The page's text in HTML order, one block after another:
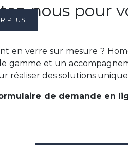
PLUS nous pour
en verre sur mesure ?
gamme et un
des solutions
de demande en